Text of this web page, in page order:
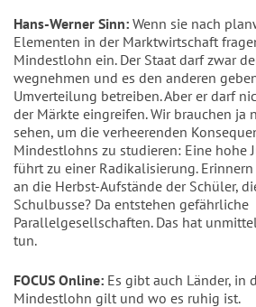
Hans-Werner Sinn: Wenn sie nach
Elementen in der Marktwirtschaft
Mindestlohn ein. Der Staat darf zwar
wegnehmen und es den anderen
Umverteilung betreiben. Aber er darf
der Märkte eingreifen. Wir brauchen ja
sehen, um die verheerenden
Mindestlohns zu studieren: Eine hohe
führt zu einer Radikalisierung.
an die Herbst-Aufstände der Schüler,
Schulbusse? Da entstehen gefährliche
Parallelgesellschaften. Das hat
tun.
FOCUS Online: Es gibt auch Länder, in
Mindestlohn gilt und wo es ruhig ist.